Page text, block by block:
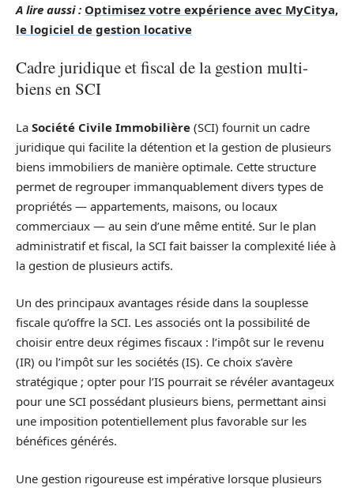
A lire aussi : Optimisez votre expérience avec MyCitya,
le logiciel de gestion locative
Cadre juridique et fiscal de la gestion multi-
biens en SCI
La Société Civile Immobilière (SCI) fournit un cadre
juridique qui facilite la détention et la gestion de plusieurs
biens immobiliers de manière optimale. Cette structure
permet de regrouper immanquablement divers types de
propriétés — appartements, maisons, ou locaux
commerciaux — au sein d’une même entité. Sur le plan
administratif et fiscal, la SCI fait baisser la complexité liée à
la gestion de plusieurs actifs.
Un des principaux avantages réside dans la souplesse
fiscale qu’offre la SCI. Les associés ont la possibilité de
choisir entre deux régimes fiscaux : l’impôt sur le revenu
(IR) ou l’impôt sur les sociétés (IS). Ce choix s’avère
stratégique ; opter pour l’IS pourrait se révéler avantageux
pour une SCI possédant plusieurs biens, permettant ainsi
une imposition potentiellement plus favorable sur les
bénéfices générés.
Une gestion rigoureuse est impérative lorsque plusieurs